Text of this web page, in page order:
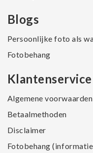
Blogs
Persoonlijke foto als
Fotobehang
Klantenservice
Algemene voorwaarden
Betaalmethoden
Disclaimer
Fotobehang